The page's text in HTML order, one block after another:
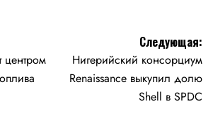
центром
Следующая:
Нигерийский консорциум
Renaissance выкупил долю
Shell в SPDC